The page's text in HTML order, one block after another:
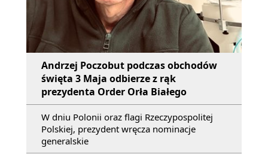
Andrzej Poczobut podczas obchodów
święta 3 Maja odbierze z rąk
prezydenta Order Orła Białego
W dniu Polonii oraz flagi Rzeczypospolitej
Polskiej, prezydent wręcza nominacje
generalskie